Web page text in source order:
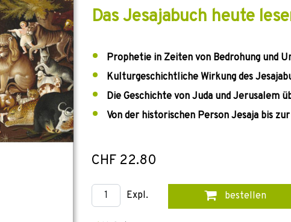
Das Jesajabuch heute
Prophetie in Zeiten von Bedrohung und
Kulturgeschichtliche Wirkung des
Die Geschichte von Juda und Jerusalem
Von der historischen Person Jesaja bis
CHF 22.80
Expl. bestellen